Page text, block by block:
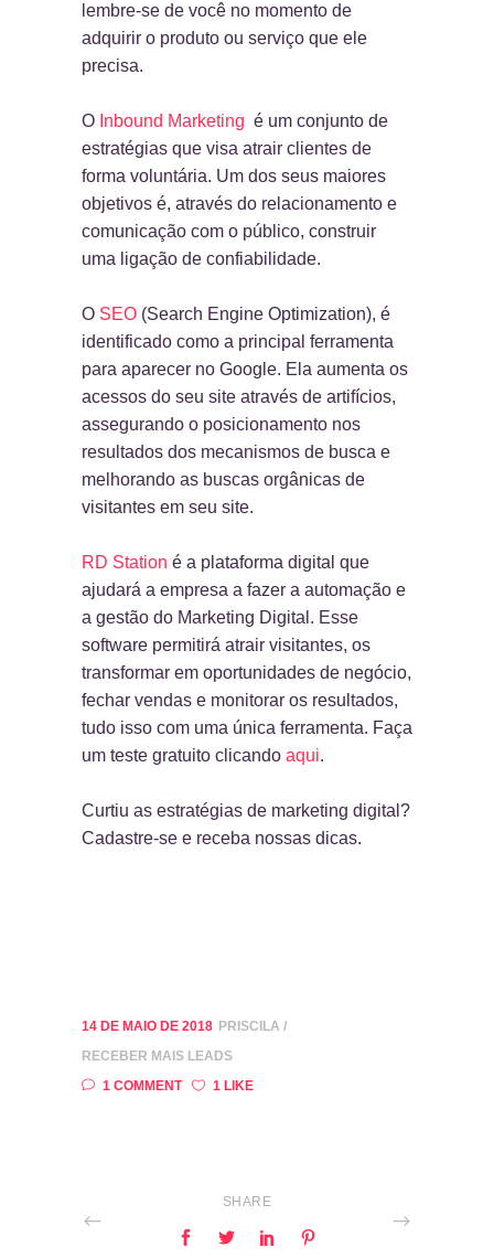
lembre-se de você no momento de
adquirir o produto ou serviço que ele
precisa.
O Inbound Marketing é um conjunto de
estratégias que visa atrair clientes de
forma voluntária. Um dos seus maiores
objetivos é, através do relacionamento e
comunicação com o público, construir
uma ligação de confiabilidade.
O SEO (Search Engine Optimization), é
identificado como a principal ferramenta
para aparecer no Google. Ela aumenta os
acessos do seu site através de artifícios,
assegurando o posicionamento nos
resultados dos mecanismos de busca e
melhorando as buscas orgânicas de
visitantes em seu site.
RD Station é a plataforma digital que
ajudará a empresa a fazer a automação e
a gestão do Marketing Digital. Esse
software permitirá atrair visitantes, os
transformar em oportunidades de negócio,
fechar vendas e monitorar os resultados,
tudo isso com uma única ferramenta. Faça
um teste gratuito clicando aqui.
Curtiu as estratégias de marketing digital?
Cadastre-se e receba nossas dicas.
14 DE MAIO DE 2018 PRISCILA
RECEBER MAIS LEADS
1 COMMENT
1 LIKE
SHARE